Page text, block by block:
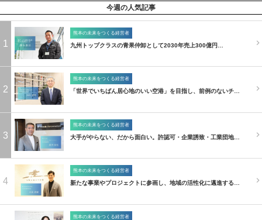
今週の人気記事
1
熊本の未来をつくる経営者
九州トップクラスの青果仲卸として2030年売上300億円…
2
熊本の未来をつくる経営者
「世界でいちばん居心地のいい空港」を目指し、前例のないチ…
3
熊本の未来をつくる経営者
大手がやらない、だから面白い。許認可・企業誘致・工業団地…
4
熊本の未来をつくる経営者
新たな事業やプロジェクトに参画し、地域の活性化に邁進する…
熊本の未来をつくる経営者